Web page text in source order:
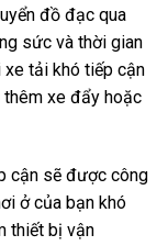
đồ đạc qua
sức và thời gian
xe tải khó tiếp cận
xe đẩy hoặc
cận sẽ được công
ở của bạn khó
thiết bị vận